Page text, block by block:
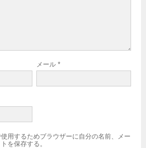
メール *
用するためブラウザーに自分の名前、メー
を保存する。